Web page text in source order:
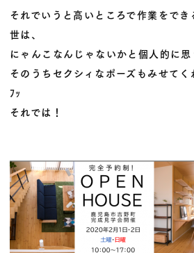
それでいうと高いところで作業をで
世は、
にゃんこなんじゃないかと個人的に思
そのうちセクシィなポーズもみせて
ﾌｯ
それでは！